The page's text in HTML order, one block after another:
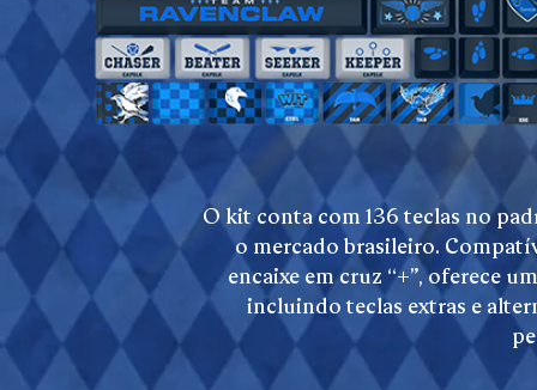
O kit conta com 136 teclas no
o mercado brasileiro.
encaixe em cruz “+”, oferece
incluindo teclas extras e